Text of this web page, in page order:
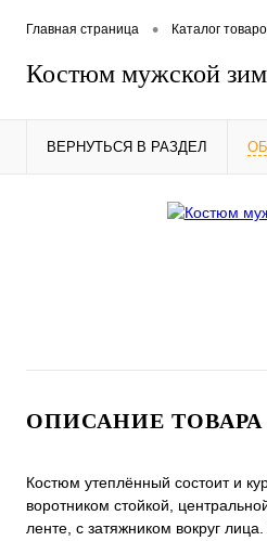
Главная страница • Каталог
Костюм мужской
ВЕРНУТЬСЯ В РАЗДЕЛ
ОПИСАНИЕ ТОВАРА
Костюм утеплённый состоит и
воротником стойкой,
ленте, с затяжником вокруг